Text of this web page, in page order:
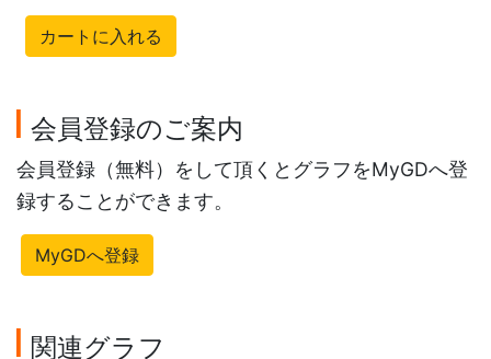
カートに入れる
会員登録のご案内
会員登録（無料）をして頂くとグラフをMyGDへ登
録することができます。
MyGDへ登録
関連グラフ